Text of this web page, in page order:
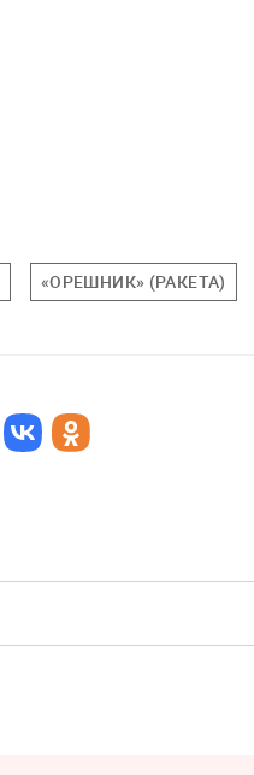
«ОРЕШНИК» (РАКЕТА)